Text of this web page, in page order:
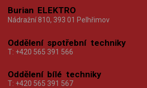
Burian ELEKTRO
Nádražní 810, 393 01 Pelhřimov
Oddělení spotřební techniky
T: +420 565 391 566
Oddělení bílé techniky
T: +420 565 391 567